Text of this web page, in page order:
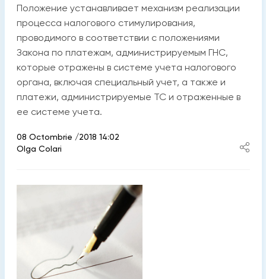
Положение устанавливает механизм реализации
процесса налогового стимулирования,
проводимого в соответствии с положениями
Закона по платежам, администрируемым ГНС,
которые отражены в системе учета налогового
органа, включая специальный учет, а также и
платежи, администрируемые ТС и отраженные в
ее системе учета.
08 Octombrie /2018 14:02
Olga Colari